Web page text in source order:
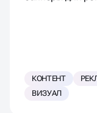
КОНТЕНТ
ВИЗУАЛ